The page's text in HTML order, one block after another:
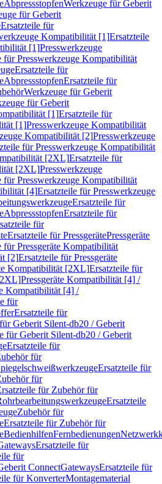
AbpressstopfenWerkzeuge für Geberit
für Geberit
Ersatzteile für
Kompatibilität [1]Ersatzteile
[1]Presswerkzeuge
für Presswerkzeuge Kompatibilität
Ersatzteile für
AbpressstopfenErsatzteile für
Werkzeuge für Geberit
für Geberit
[1]Ersatzteile für
[1]Presswerkzeuge Kompatibilität
Kompatibilität [2]Presswerkzeuge
für Presswerkzeuge Kompatibilität
[2XL]Ersatzteile für
[2XL]Presswerkzeuge
für Presswerkzeuge Kompatibilität
[4]Ersatzteile für Presswerkzeuge
Ersatzteile für
AbpressstopfenErsatzteile für
für
Ersatzteile für PressgerätePressgeräte
für Pressgeräte Kompatibilität
[2]Ersatzteile für Pressgeräte
Kompatibilität [2XL]Ersatzteile für
Pressgeräte Kompatibilität [4] /
Kompatibilität [4] /
für
Ersatzteile für
Geberit Silent-db20 / Geberit
für Geberit Silent-db20 / Geberit
Ersatzteile für
für
Ersatzteile für
für
für Zubehör für
Ersatzteile
Zubehör für
Ersatzteile für Zubehör für
BedienhilfenFernbedienungen
Ersatzteile für
für
ConnectGatewaysErsatzteile für
für KonverterMontagematerial